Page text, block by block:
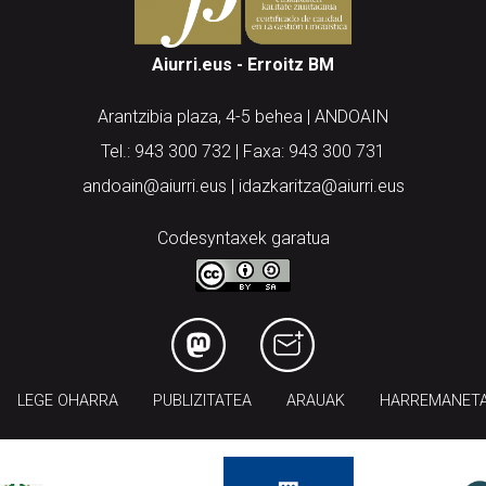
Aiurri.eus - Erroitz BM
Arantzibia plaza, 4-5 behea | ANDOAIN
Tel.: 943 300 732 | Faxa: 943 300 731
andoain@aiurri.eus | idazkaritza@aiurri.eus
Codesyntaxek garatua
LEGE OHARRA PUBLIZITATEA ARAUAK